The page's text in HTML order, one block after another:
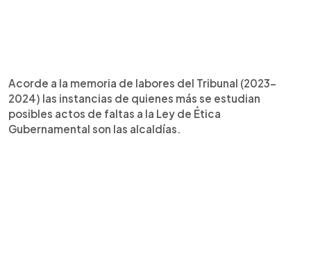
Acorde a la memoria de labores del Tribunal (2023-
2024) las instancias de quienes más se estudian
posibles actos de faltas a la Ley de Ética
Gubernamental son las alcaldías.